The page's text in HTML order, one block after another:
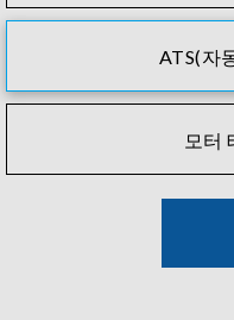
ATS(자
모터